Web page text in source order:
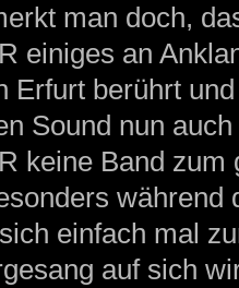
man doch,
einiges an
Erfurt berührt
Sound nun
keine Band zum
einfach mal
auf sich